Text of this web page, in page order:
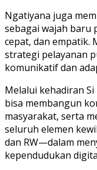
Ngatiyana juga
sebagai wajah baru
cepat, dan empatik.
strategi pelayanan
komunikatif dan
Melalui kehadiran
bisa membangun
masyarakat, serta
seluruh elemen
dan RW—dalam
kependudukan